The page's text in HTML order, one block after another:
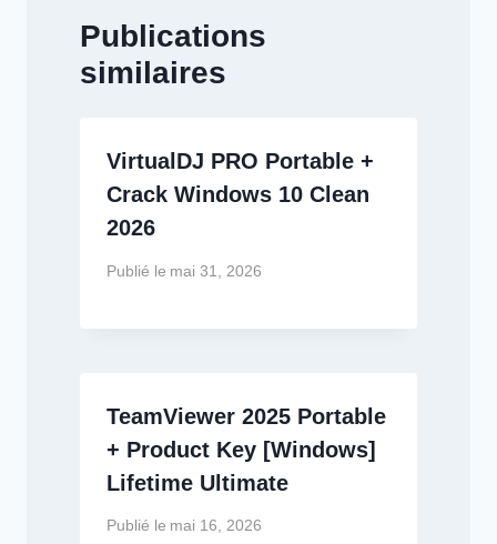
Publications
similaires
VirtualDJ PRO Portable +
Crack Windows 10 Clean
2026
Publié le mai 31, 2026
TeamViewer 2025 Portable
+ Product Key [Windows]
Lifetime Ultimate
Publié le mai 16, 2026